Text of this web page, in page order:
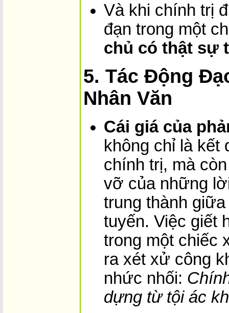
Và khi chính trị
đạn trong một
chủ có thật sự
5. Tác Động
Nhân Văn
Cái giá của
không chỉ là kết
chính trị, mà
vỡ của những
trung thành
tuyến. Việc giết
trong một chiếc
ra xét xử công
nhức nhối:
dựng từ tội ác